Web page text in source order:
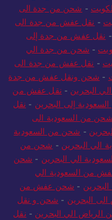
- شحن من جدة الى
- نقل عفش من جدة الى
- نقل عفش من جدة إلى
- شحن من جدة الي
- نقل عفش من جدة الى
- شحن ونقل عفش من جدة
البحرين - نقل عفش من
إلى البحرين - نقل
شحن من السعودية الى
- شحن من السعودية
الي البحرين - شحن من
الي البحرين - شحن
من السعودية الي
- شحن عفش من
البحرين - شحن و نقل
الي البحرين - نقل